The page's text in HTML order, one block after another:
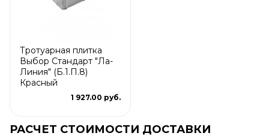
Тротуарная плитка
Выбор Стандарт "Ла-
Линия" (Б.1.П.8)
Красный
1 927.00 руб.
РАСЧЕТ СТОИМОСТИ ДОСТАВКИ